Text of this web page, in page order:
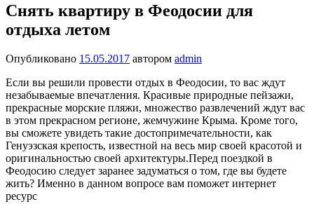
Снять квартиру в Феодосии для
отдыха летом
Опубликовано 15.05.2017 автором admin
Если вы решили провести отдых в Феодосии, то вас ждут
незабываемые впечатления. Красивые природные пейзажи,
прекрасные морские пляжи, множество развлечений ждут вас
в этом прекрасном регионе, жемчужине Крыма. Кроме того,
вы сможете увидеть такие достопримечательности, как
Генуэзская крепость, известной на весь мир своей красотой и
оригинальностью своей архитектуры.Перед поездкой в
Феодосию следует заранее задуматься о том, где вы будете
жить? Именно в данном вопросе вам поможет интернет
ресурс